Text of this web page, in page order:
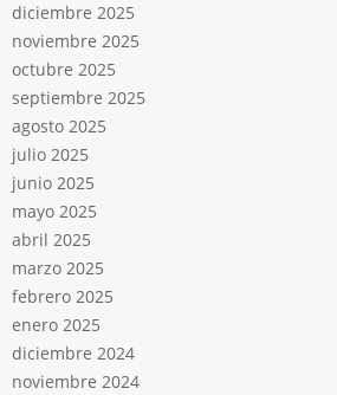
diciembre 2025
noviembre 2025
octubre 2025
septiembre 2025
agosto 2025
julio 2025
junio 2025
mayo 2025
abril 2025
marzo 2025
febrero 2025
enero 2025
diciembre 2024
noviembre 2024